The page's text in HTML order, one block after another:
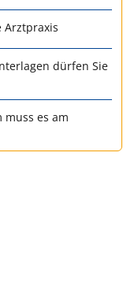
dürfen Sie
es am